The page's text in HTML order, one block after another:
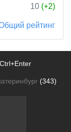
10 (+2)
рейтинг
Ctrl+Enter
(343)